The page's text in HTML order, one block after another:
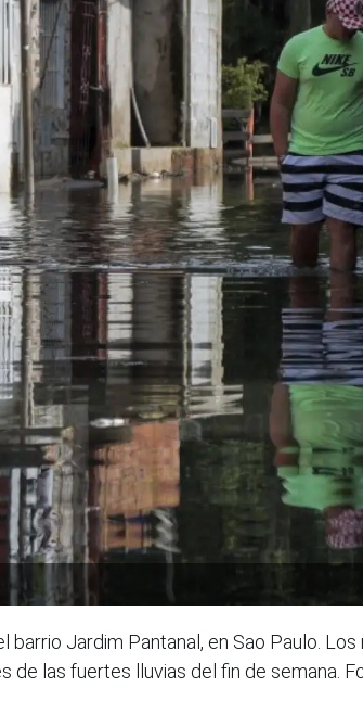
barrio Jardim Pantanal, en Sao Paulo.
de las fuertes lluvias del fin de semana.